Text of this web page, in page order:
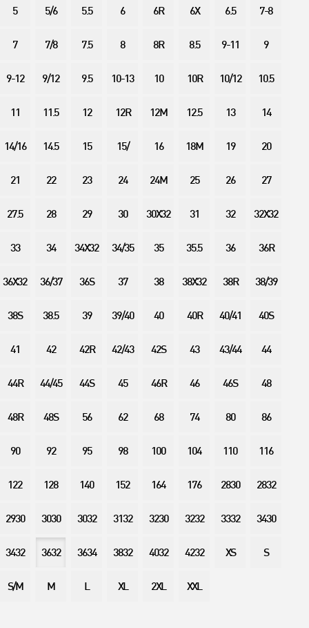
5 5/6 5.5 6 6R 6X 6.5 7-8
7 7/8 7.5 8 8R 8.5 9-11 9
9-12 9/12 9.5 10-13 10 10R 10/12 10.5
11 11.5 12 12R 12M 12.5 13 14
14/16 14.5 15 15/ 16 18M 19 20
21 22 23 24 24M 25 26 27
27.5 28 29 30 30X32 31 32 32X32
33 34 34X32 34/35 35 35.5 36 36R
36X32 36/37 36S 37 38 38X32 38R 38/39
38S 38.5 39 39/40 40 40R 40/41 40S
41 42 42R 42/43 42S 43 43/44 44
44R 44/45 44S 45 46R 46 46S 48
48R 48S 56 62 68 74 80 86
90 92 95 98 100 104 110 116
122 128 140 152 164 176 2830 2832
2930 3030 3032 3132 3230 3232 3332 3430
3432 3632 3634 3832 4032 4232 XS S
S/M M L XL 2XL XXL